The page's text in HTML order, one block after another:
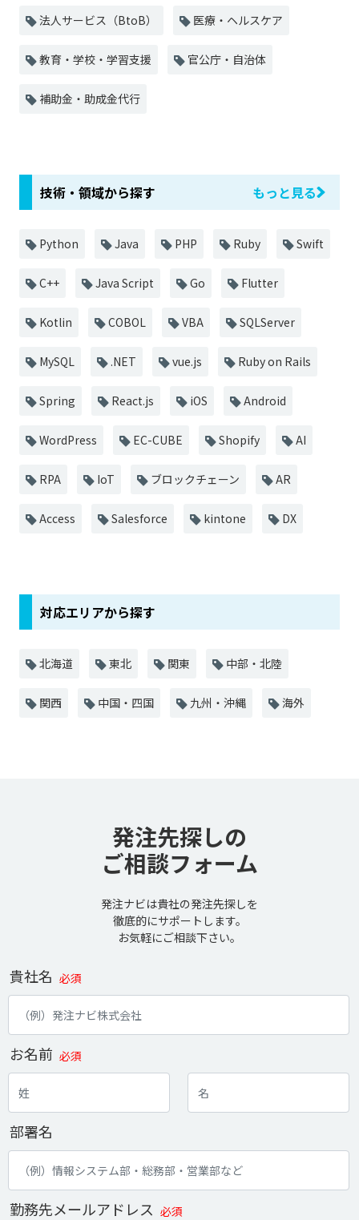
法人サービス（BtoB） 医療・ヘルスケア
教育・学校・学習支援 官公庁・自治体
補助金・助成金代行
技術・領域から探す もっと見る
Python Java PHP Ruby Swift
C++ Java Script Go Flutter
Kotlin COBOL VBA SQLServer
MySQL .NET vue.js Ruby on Rails
Spring React.js iOS Android
WordPress EC-CUBE Shopify AI
RPA IoT ブロックチェーン AR
Access Salesforce kintone DX
対応エリアから探す
北海道 東北 関東 中部・北陸
関西 中国・四国 九州・沖縄 海外
発注先探しの
ご相談フォーム
発注ナビは貴社の発注先探しを
徹底的にサポートします。
お気軽にご相談下さい。
貴社名 必須
お名前 必須
部署名
勤務先メールアドレス 必須